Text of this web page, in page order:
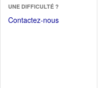
fenêtre)
une
nouvelle
UNE DIFFICULTÉ ?
Contactez-nous